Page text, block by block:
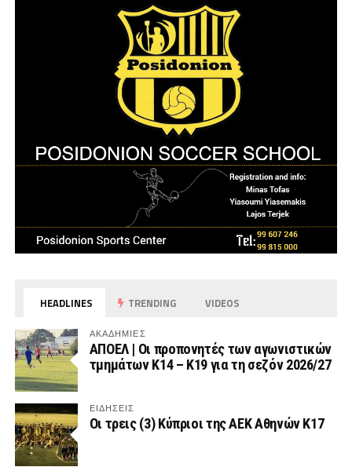
HEADLINES TRENDING VIDEOS
ΑΚΑΔΗΜΙΕΣ
ΑΠΟΕΛ | Οι προπονητές των αγωνιστικών
τμημάτων Κ14 – Κ19 για τη σεζόν 2026/27
ΕΙΔΗΣΕΙΣ
Οι τρεις (3) Κύπριοι της ΑΕΚ Αθηνών Κ17